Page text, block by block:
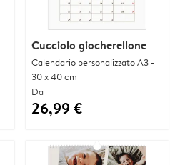
Cucciolo giocherellone
Calendario personalizzato A3 -
30 x 40 cm
Da
26,99 €